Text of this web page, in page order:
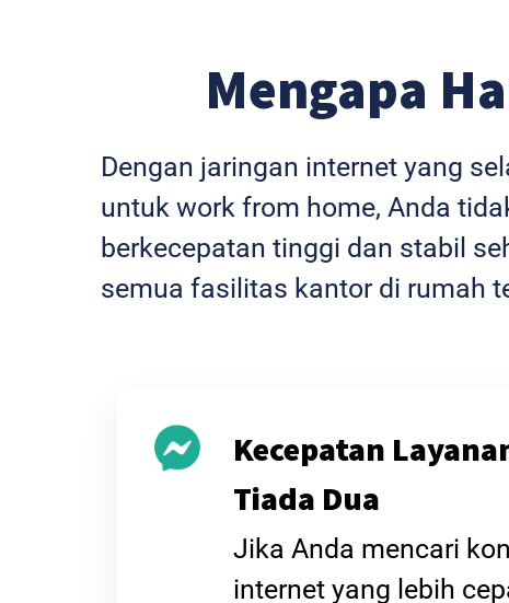
Mengapa
Dengan jaringan internet yang
untuk work from home, Anda
berkecepatan tinggi dan stabil
semua fasilitas kantor di rumah
Kecepatan
Tiada Dua
Jika Anda mencari
internet yang lebih